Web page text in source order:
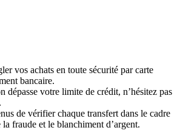
vos achats en toute sécurité par carte
bancaire.
dépasse votre limite de crédit, n’hésitez pas
de vérifier chaque transfert dans le cadre
fraude et le blanchiment d’argent.